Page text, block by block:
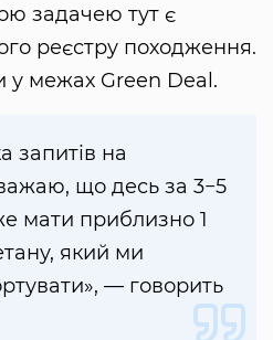
задачею тут є
реєстру походження.
у межах Green Deal.
запитів на
що десь за 3−5
мати приблизно 1
який ми
— говорить